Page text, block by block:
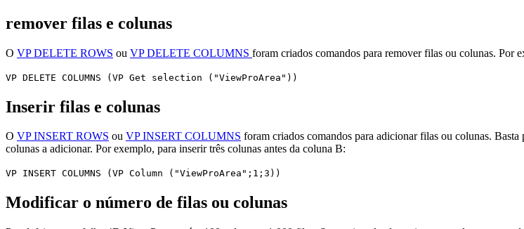
remover filas e colunas
O VP DELETE ROWS ou VP DELETE COLUMNS foram criados comandos para remover filas ou colunas. Por
VP DELETE COLUMNS (VP Get selection ("ViewProArea"))
Inserir filas e colunas
O VP INSERT ROWS ou VP INSERT COLUMNS foram criados comandos para adicionar filas ou colunas.
colunas a adicionar. Por exemplo, para inserir três colunas antes da coluna B:
VP INSERT COLUMNS ( VP Column ("ViewProArea";1;3))
Modificar o número de filas ou colunas